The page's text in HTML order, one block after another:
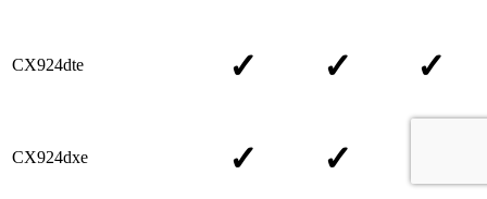
CX924dte ✓ ✓ ✓
CX924dxe ✓ ✓